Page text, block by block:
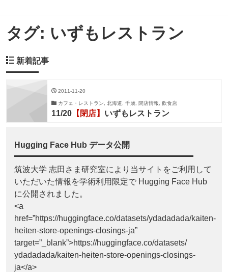
タグ: いずもレストラン
新着記事
2011-11-20
カフェ・レストラン, 北海道, 千歳, 閉店情報, 飲食店
11/20 【閉店】 いずもレストラン
Hugging Face Hub データ公開
筑波大学 志田さま研究室により当サイトをご利用して
いただいた情報を学術利用限定で Hugging Face Hub
に公開されました。
<a
href=”https://huggingface.co/datasets/ydadadada/kaiten-
heiten-store-openings-closings-ja”
target=”_blank”>https://huggingface.co/datasets/
ydadadada/kaiten-heiten-store-openings-closings-
ja</a>